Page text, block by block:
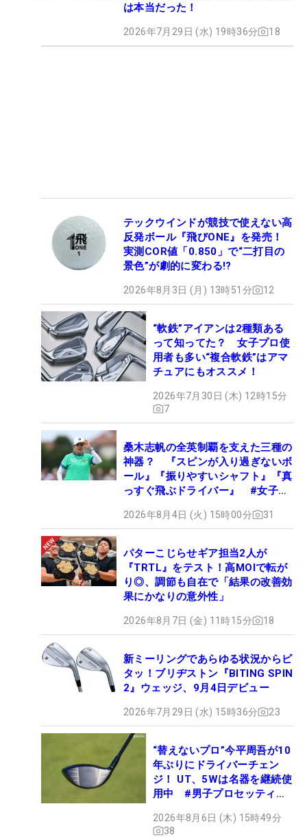
は本当だった！
2026年7月29日 (水) 19時36分 18
テックウインドが競技で使えない高
反発ボール『飛びONE』を発売！
実測COR値「0.850」で“二打目の
景色”が劇的に変わる!?
2026年8月3日 (月) 13時51分 12
“軟鉄”アイアンは2種類ある
って知ってた？ 女子プロ使
用者も多い“複合軟鉄”はアマ
チュアにもオススメ！
2026年7月30日 (木) 12時15分
7
桑木志帆の全英制覇を支えた三種の
神器？ 『スピンが入り過ぎないボ
ール』『振りやすいシャフト』『真
っすぐ飛ぶドライバー』 #女子プ
2026年8月4日 (火) 15時00分 31
パターこじらせギア担当2人が
『TRTL』をテスト！高MOIで転が
り◎、調節も自在で「結果の改善効
果にかなりの意外性」
2026年8月7日 (金) 11時15分 18
新ミーリングであらゆる状況からピ
タッ！ブリヂストン『BITING SPIN
2』ウェッジ、9月4日デビュー
2026年7月29日 (水) 15時36分 23
“替えないプロ”今平周吾が10
年ぶりにドライバーチェン
ジ！ UT、5Wは名器を継続使
用中 #男子プロセッティン
2026年8月6日 (木) 15時49分
38